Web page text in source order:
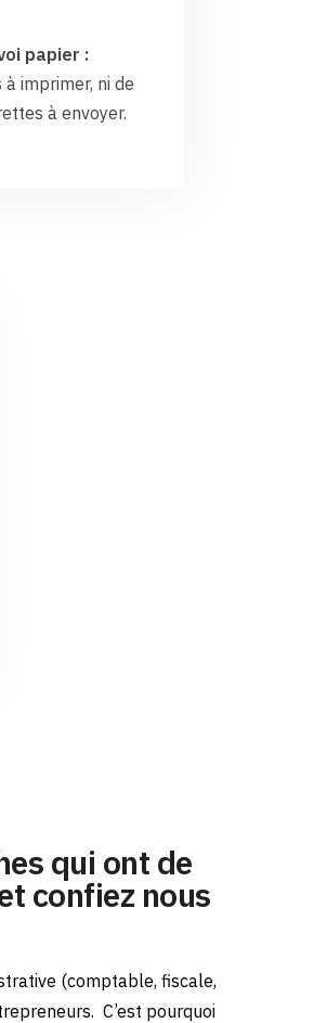
papier :
imprimer, ni de
à envoyer.
qui ont de
confiez nous
(comptable, fiscale,
C’est pourquoi